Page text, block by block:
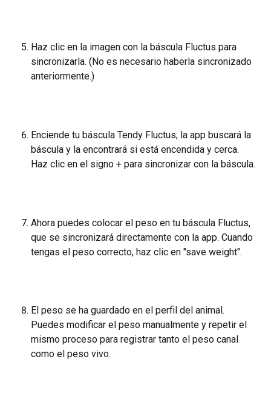
Haz clic en la imagen con la báscula Fluctus para
sincronizarla. (No es necesario haberla sincronizado
anteriormente.)
Enciende tu báscula Tendy Fluctus; la app buscará la
báscula y la encontrará si está encendida y cerca.
Haz clic en el signo + para sincronizar con la báscula.
Ahora puedes colocar el peso en tu báscula Fluctus,
que se sincronizará directamente con la app. Cuando
tengas el peso correcto, haz clic en "save weight".
El peso se ha guardado en el perfil del animal.
Puedes modificar el peso manualmente y repetir el
mismo proceso para registrar tanto el peso canal
como el peso vivo.